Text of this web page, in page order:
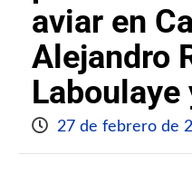
aviar en
Alejandro
27 de febrero de